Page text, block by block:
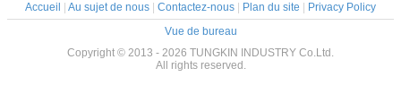
Accueil Au sujet de nous Contactez-nous Plan du site
Privacy Policy
Vue de bureau
Copyright © 2013 - 2026 TUNGKIN INDUSTRY Co.Ltd.
All rights reserved.